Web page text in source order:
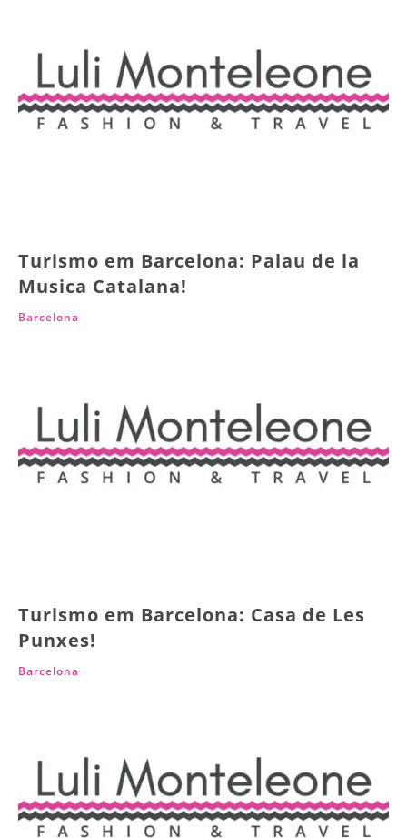
Turismo em Barcelona: Palau de la
Musica Catalana!
Barcelona
Turismo em Barcelona: Casa de Les
Punxes!
Barcelona